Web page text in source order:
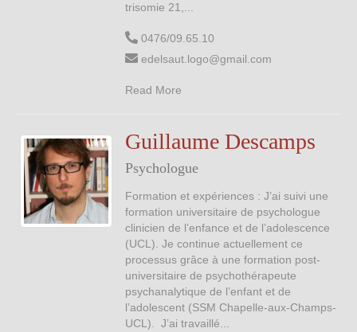
trisomie 21,...
0476/09.65.10
edelsaut.logo@gmail.com
Read More
Guillaume Descamps
Psychologue
Formation et expériences : J’ai suivi une
formation universitaire de psychologue
clinicien de l’enfance et de l’adolescence
(UCL). Je continue actuellement ce
processus grâce à une formation post-
universitaire de psychothérapeute
psychanalytique de l’enfant et de
l’adolescent (SSM Chapelle-aux-Champs-
UCL). J’ai travaillé...